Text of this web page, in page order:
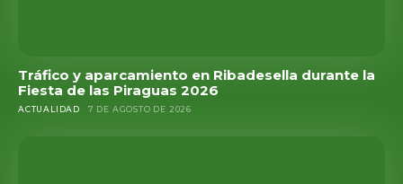
Tráfico y aparcamiento en Ribadesella durante la
Fiesta de las Piraguas 2026
ACTUALIDAD 7 DE AGOSTO DE 2026